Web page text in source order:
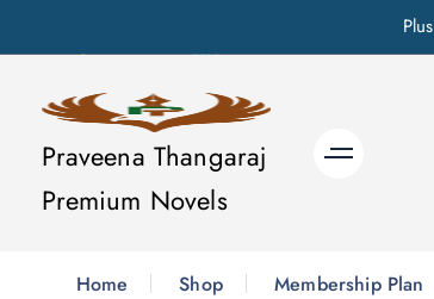
Praveena Thangaraj
Premium Novels
Home Shop Membership Plan